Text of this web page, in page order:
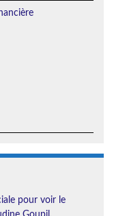
pour voir le